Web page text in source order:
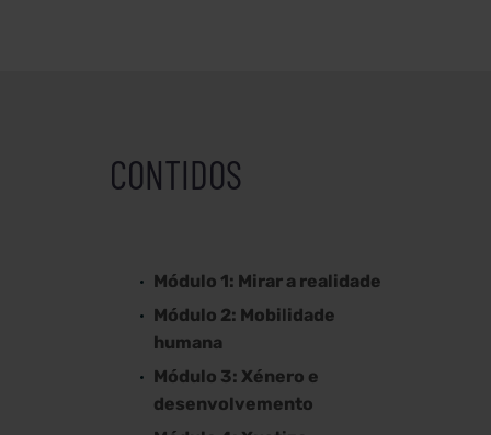
CONTIDOS
Módulo 1: Mirar a realidade
Módulo 2: Mobilidade
humana
Módulo 3: Xénero e
desenvolvemento